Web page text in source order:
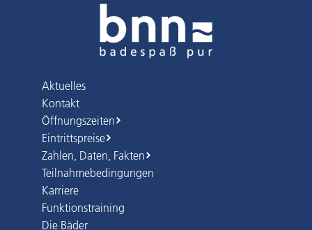
Aktuelles
Kontakt
Öffnungszeiten
Eintrittspreise
Zahlen, Daten, Fakten
Teilnahmebedingungen
Karriere
Funktionstraining
Die Bäder